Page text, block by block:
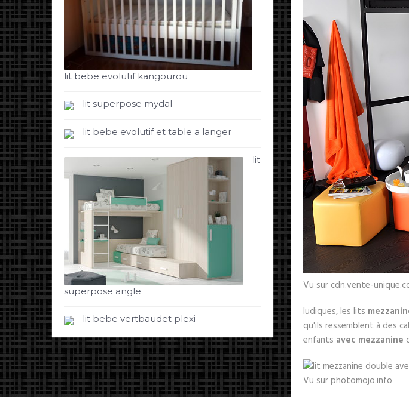
Vu sur cdn.vente-
ludiques, les lits
qu'ils ressemblent à des
enfants avec mezzanine
Vu sur photomojo.info
lit bebe evolutif kangourou
lit superpose mydal
lit bebe evolutif et table a langer
lit
superpose angle
lit bebe vertbaudet plexi